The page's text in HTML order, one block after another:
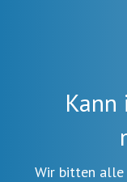
Kann
Wir bitten alle